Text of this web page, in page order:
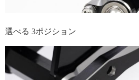
選べる 3ポジション